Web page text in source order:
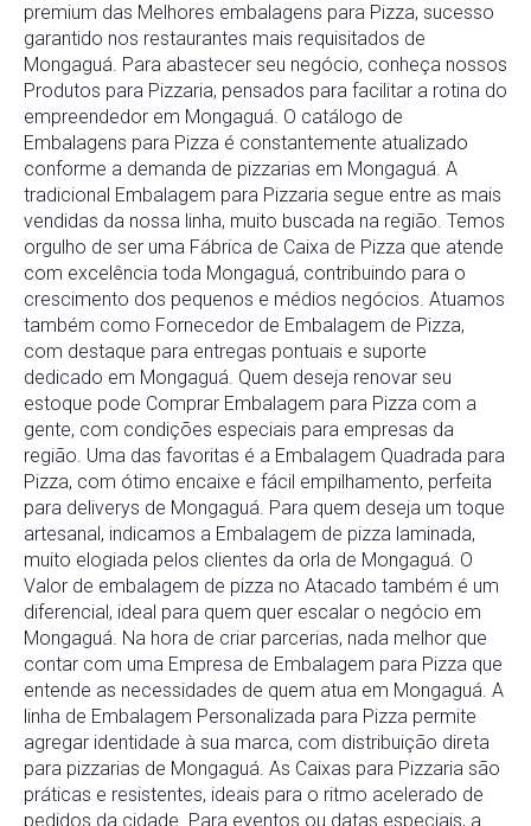
premium das Melhores embalagens para Pizza, sucesso
garantido nos restaurantes mais requisitados de
Mongaguá. Para abastecer seu negócio, conheça nossos
Produtos para Pizzaria, pensados para facilitar a rotina do
empreendedor em Mongaguá. O catálogo de
Embalagens para Pizza é constantemente atualizado
conforme a demanda de pizzarias em Mongaguá. A
tradicional Embalagem para Pizzaria segue entre as mais
vendidas da nossa linha, muito buscada na região. Temos
orgulho de ser uma Fábrica de Caixa de Pizza que atende
com excelência toda Mongaguá, contribuindo para o
crescimento dos pequenos e médios negócios. Atuamos
também como Fornecedor de Embalagem de Pizza,
com destaque para entregas pontuais e suporte
dedicado em Mongaguá. Quem deseja renovar seu
estoque pode Comprar Embalagem para Pizza com a
gente, com condições especiais para empresas da
região. Uma das favoritas é a Embalagem Quadrada para
Pizza, com ótimo encaixe e fácil empilhamento, perfeita
para deliverys de Mongaguá. Para quem deseja um toque
artesanal, indicamos a Embalagem de pizza laminada,
muito elogiada pelos clientes da orla de Mongaguá. O
Valor de embalagem de pizza no Atacado também é um
diferencial, ideal para quem quer escalar o negócio em
Mongaguá. Na hora de criar parcerias, nada melhor que
contar com uma Empresa de Embalagem para Pizza que
entende as necessidades de quem atua em Mongaguá. A
linha de Embalagem Personalizada para Pizza permite
agregar identidade à sua marca, com distribuição direta
para pizzarias de Mongaguá. As Caixas para Pizzaria são
práticas e resistentes, ideais para o ritmo acelerado de
pedidos da cidade. Para eventos ou datas especiais, a